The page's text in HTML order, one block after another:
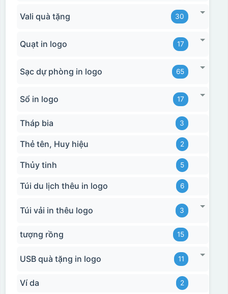
Vali quà tặng 30
Quạt in logo 17
Sạc dự phòng in logo 65
Sổ in logo 17
Tháp bia 3
Thẻ tên, Huy hiệu 2
Thủy tinh 5
Túi du lịch thêu in logo 6
Túi vải in thêu logo 3
tượng rồng 15
USB quà tặng in logo 11
Ví da 2